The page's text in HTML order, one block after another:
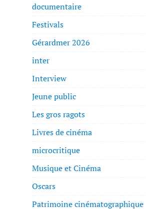
documentaire
Festivals
Gérardmer 2026
inter
Interview
Jeune public
Les gros ragots
Livres de cinéma
microcritique
Musique et Cinéma
Oscars
Patrimoine cinématographique